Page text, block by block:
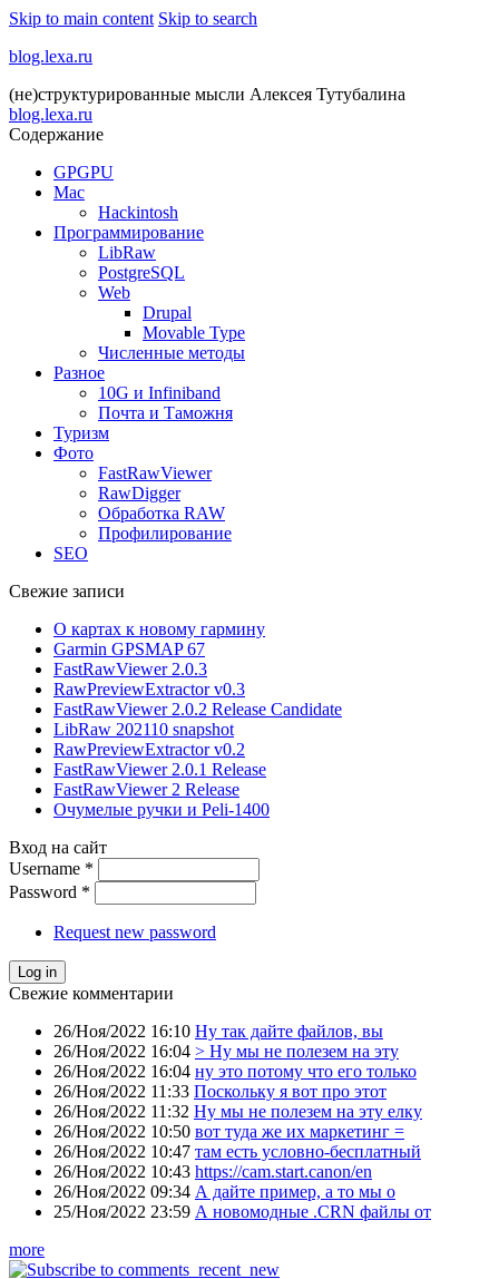
Skip to main content Skip to search
blog.lexa.ru
(не)структурированные мысли Алексея Тутубалина
blog.lexa.ru
Содержание
GPGPU
Mac
Hackintosh
Программирование
LibRaw
PostgreSQL
Web
Drupal
Movable Type
Численные методы
Разное
10G и Infiniband
Почта и Таможня
Туризм
Фото
FastRawViewer
RawDigger
Обработка RAW
Профилирование
SEO
Свежие записи
О картах к новому гармину
Garmin GPSMAP 67
FastRawViewer 2.0.3
RawPreviewExtractor v0.3
FastRawViewer 2.0.2 Release Candidate
LibRaw 202110 snapshot
RawPreviewExtractor v0.2
FastRawViewer 2.0.1 Release
FastRawViewer 2 Release
Очумелые ручки и Peli-1400
Вход на сайт
Username *
Password *
Request new password
Свежие комментарии
26/Ноя/2022 16:10 Ну так дайте файлов, вы
26/Ноя/2022 16:04 > Ну мы не полезем на эту
26/Ноя/2022 16:04 ну это потому что его только
26/Ноя/2022 11:33 Поскольку я вот про этот
26/Ноя/2022 11:32 Ну мы не полезем на эту елку
26/Ноя/2022 10:50 вот туда же их маркетинг =
26/Ноя/2022 10:47 там есть условно-бесплатный
26/Ноя/2022 10:43 https://cam.start.canon/en
26/Ноя/2022 09:34 А дайте пример, а то мы о
25/Ноя/2022 23:59 А новомодные .CRN файлы от
more